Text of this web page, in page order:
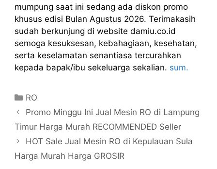
mumpung saat ini sedang ada diskon promo
khusus edisi Bulan Agustus 2026. Terimakasih
sudah berkunjung di website damiu.co.id
semoga kesuksesan, kebahagiaan, kesehatan,
serta keselamatan senantiasa tercurahkan
kepada bapak/ibu sekeluarga sekalian. sum.
Kategori
RO
Promo Minggu Ini Jual Mesin RO di Lampung
Timur Harga Murah RECOMMENDED Seller
HOT Sale Jual Mesin RO di Kepulauan Sula
Harga Murah Harga GROSIR